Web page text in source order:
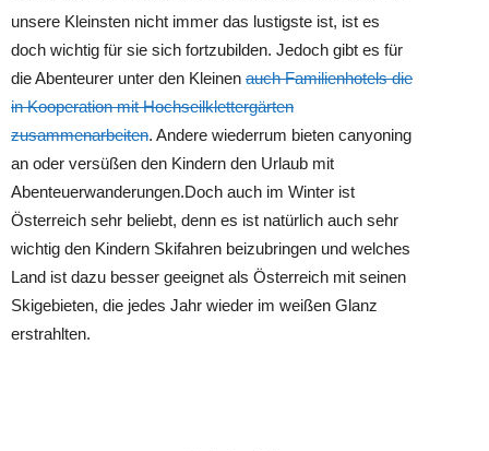
unsere Kleinsten nicht immer das lustigste ist, ist es
doch wichtig für sie sich fortzubilden. Jedoch gibt es für
die Abenteurer unter den Kleinen auch Familienhotels die
in Kooperation mit Hochseilklettergärten
zusammenarbeiten. Andere wiederrum bieten canyoning
an oder versüßen den Kindern den Urlaub mit
Abenteuerwanderungen.Doch auch im Winter ist
Österreich sehr beliebt, denn es ist natürlich auch sehr
wichtig den Kindern Skifahren beizubringen und welches
Land ist dazu besser geeignet als Österreich mit seinen
Skigebieten, die jedes Jahr wieder im weißen Glanz
erstrahlten.